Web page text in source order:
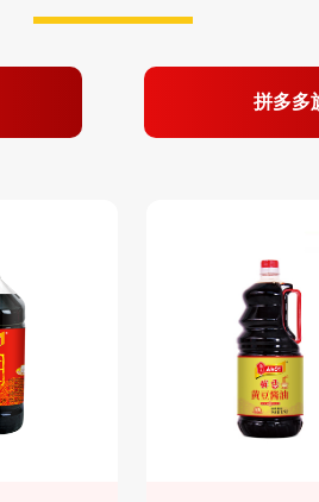
拼多多